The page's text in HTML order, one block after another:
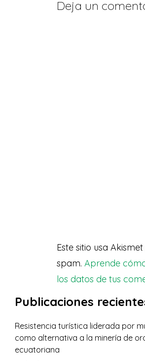
Deja un
Este sitio usa
spam. Aprende
los datos de tus
Publicaciones
Resistencia turística liderada por
como alternativa a la minería de
ecuatoriana